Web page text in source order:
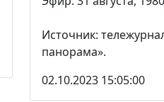
Источник:
панорама».
02.10.2023 15:05:00